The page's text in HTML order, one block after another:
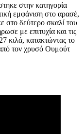
στην κατηγορία
εμφάνιση στο αρασέ,
στο δεύτερο σκαλί του
με επιτυχία και τις
κιλά, κατακτώντας το
τον χρυσό Ουμούτ